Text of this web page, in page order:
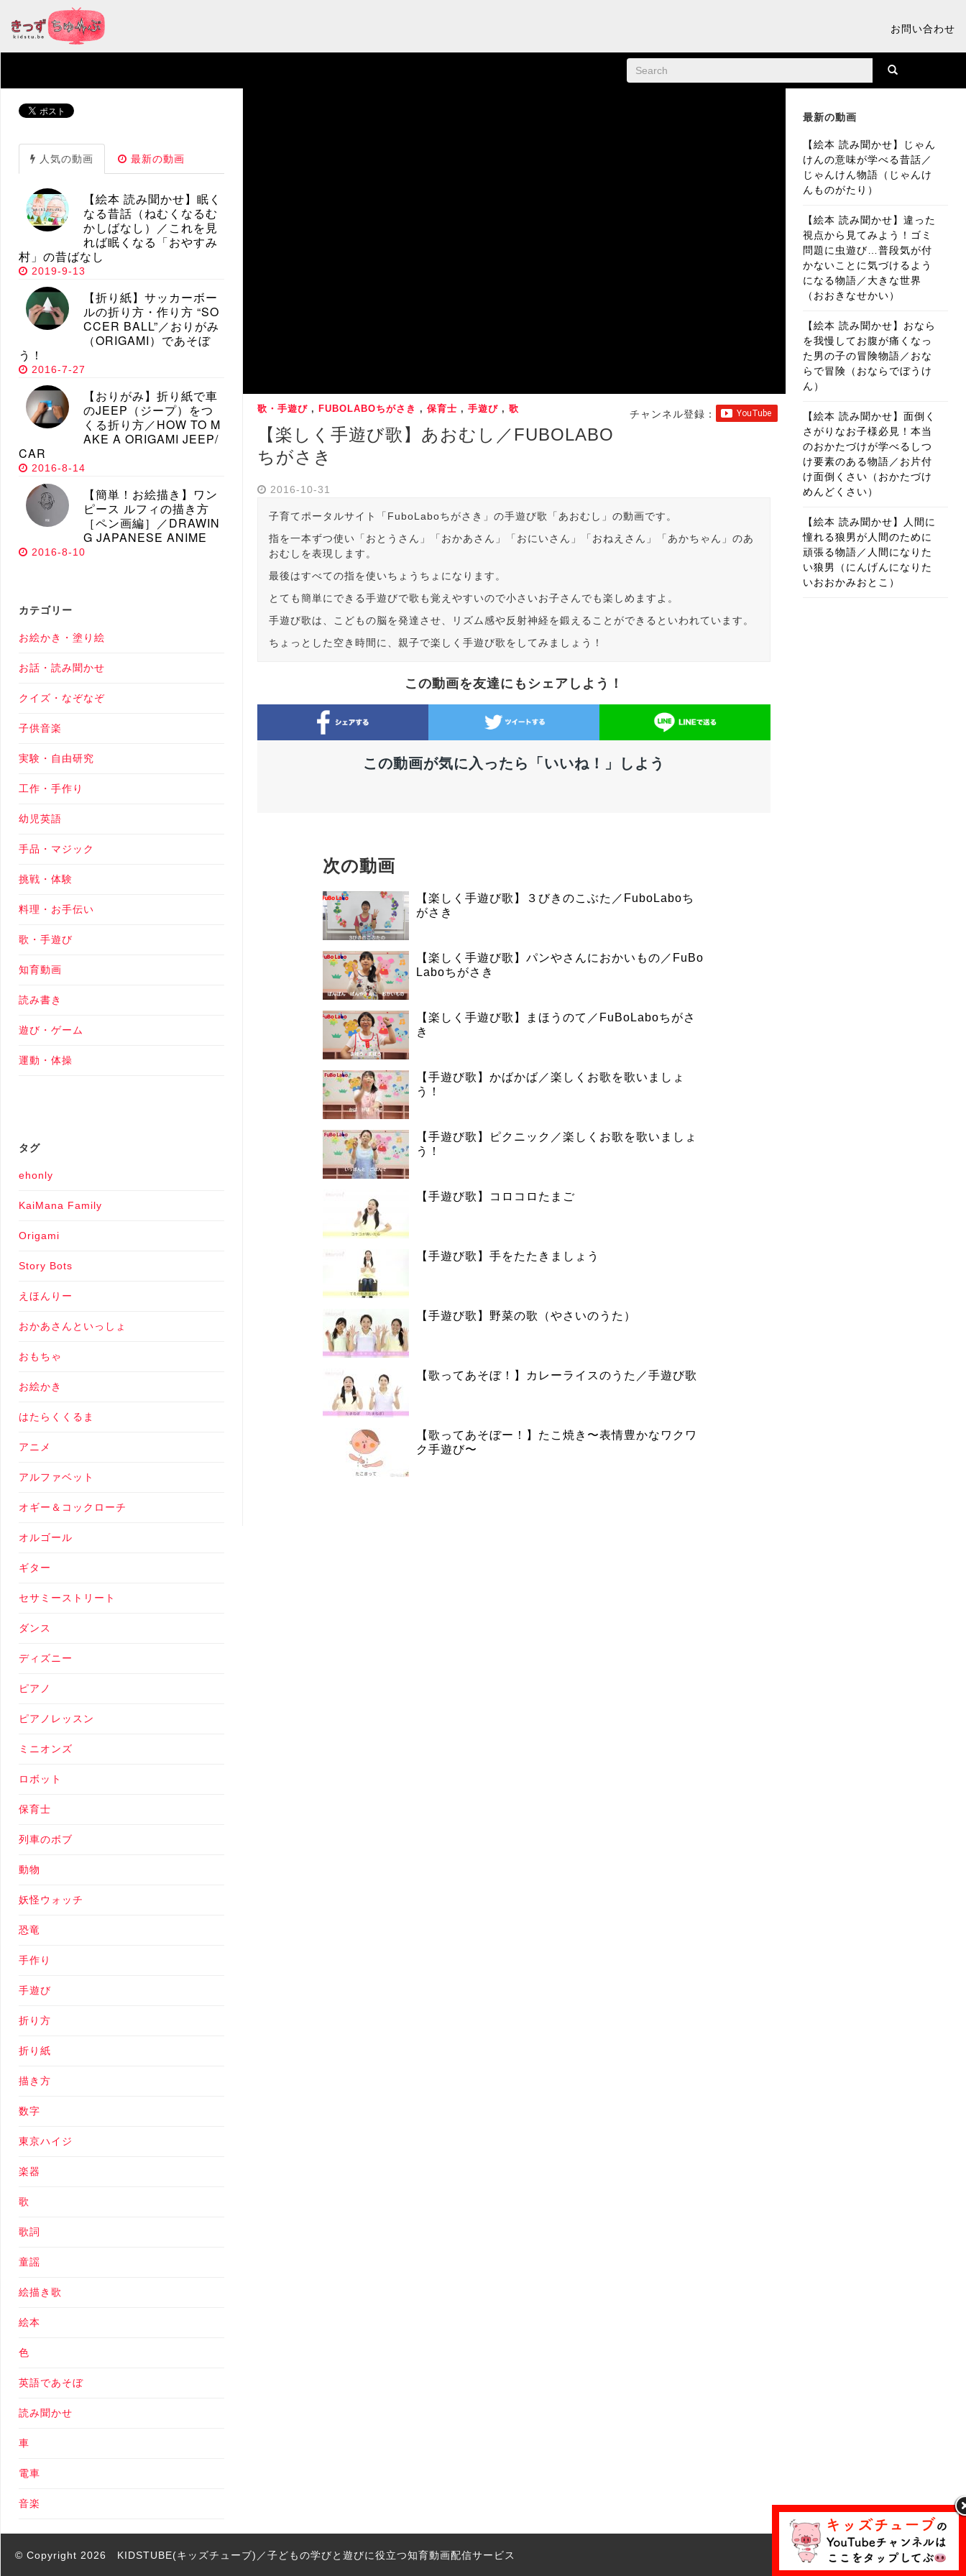
お問い合わせ
チャンネル登録：
歌・手遊び , FUBOLABOちがさき , 保育士 , 手遊び, 歌
【楽しく手遊び歌】あおむし／FUBOLABO
ちがさき
2016-10-31
子育てポータルサイト「FuboLaboちがさき」の手遊び歌「あおむし」の動画です。
指を一本ずつ使い「おとうさん」「おかあさん」「おにいさん」「おねえさん」「あかちゃん」のあ
おむしを表現します。
最後はすべての指を使いちょうちょになります。
とても簡単にできる手遊びで歌も覚えやすいので小さいお子さんでも楽しめますよ。
手遊び歌は、こどもの脳を発達させ、リズム感や反射神経を鍛えることができるといわれています。
ちょっとした空き時間に、親子で楽しく手遊び歌をしてみましょう！
この動画を友達にもシェアしよう！
この動画が気に入ったら「いいね！」しよう
次の動画
【楽しく手遊び歌】３びきのこぶた／FuboLaboち
がさき
【楽しく手遊び歌】パンやさんにおかいもの／FuBo
Laboちがさき
【楽しく手遊び歌】まほうのて／FuBoLaboちがさ
き
【手遊び歌】かばかば／楽しくお歌を歌いましょ
う！
【手遊び歌】ピクニック／楽しくお歌を歌いましょ
う！
【手遊び歌】コロコロたまご
【手遊び歌】手をたたきましょう
【手遊び歌】野菜の歌（やさいのうた）
【歌ってあそぼ！】カレーライスのうた／手遊び歌
【歌ってあそぼー！】たこ焼き〜表情豊かなワクワ
ク手遊び〜
最新の動画
【絵本 読み聞かせ】じゃん
けんの意味が学べる昔話／
じゃんけん物語（じゃんけ
んものがたり）
【絵本 読み聞かせ】違った
視点から見てみよう！ゴミ
問題に虫遊び…普段気が付
かないことに気づけるよう
になる物語／大きな世界
（おおきなせかい）
【絵本 読み聞かせ】おなら
を我慢してお腹が痛くなっ
た男の子の冒険物語／おな
らで冒険（おならでぼうけ
ん）
【絵本 読み聞かせ】面倒く
さがりなお子様必見！本当
のおかたづけが学べるしつ
け要素のある物語／お片付
け面倒くさい（おかたづけ
めんどくさい）
【絵本 読み聞かせ】人間に
憧れる狼男が人間のために
頑張る物語／人間になりた
い狼男（にんげんになりた
いおおかみおとこ）
人気の動画 最新の動画
【絵本 読み聞かせ】眠く
なる昔話（ねむくなるむ
かしばなし）／これを見
れば眠くなる「おやすみ
村」の昔ばなし
2019-9-13
【折り紙】サッカーボー
ルの折り方・作り方 “SO
CCER BALL”／おりがみ
（ORIGAMI）であそぼ
う！
2016-7-27
【おりがみ】折り紙で車
のJEEP（ジープ）をつ
くる折り方／HOW TO M
AKE A ORIGAMI JEEP/
CAR
2016-8-14
【簡単！お絵描き】ワン
ピース ルフィの描き方
［ペン画編］／DRAWIN
G JAPANESE ANIME
2016-8-10
カテゴリー
お絵かき・塗り絵
お話・読み聞かせ
クイズ・なぞなぞ
子供音楽
実験・自由研究
工作・手作り
幼児英語
手品・マジック
挑戦・体験
料理・お手伝い
歌・手遊び
知育動画
読み書き
遊び・ゲーム
運動・体操
タグ
ehonly
KaiMana Family
Origami
Story Bots
えほんりー
おかあさんといっしょ
おもちゃ
お絵かき
はたらくくるま
アニメ
アルファベット
オギー＆コックローチ
オルゴール
ギター
セサミーストリート
ダンス
ディズニー
ピアノ
ピアノレッスン
ミニオンズ
ロボット
保育士
列車のボブ
動物
妖怪ウォッチ
恐竜
手作り
手遊び
折り方
折り紙
描き方
数字
東京ハイジ
楽器
歌
歌詞
童謡
絵描き歌
絵本
色
英語であそぼ
読み聞かせ
車
電車
音楽
© Copyright 2026 KIDSTUBE(キッズチューブ)／子どもの学びと遊びに役立つ知育動画配信サービス